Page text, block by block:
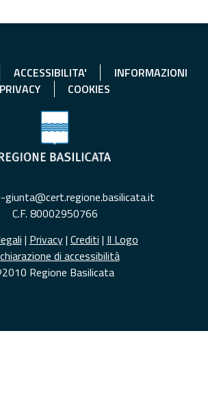
ACCESSIBILITA'
INFORMAZIONI
PRIVACY
COOKIES
giunta@cert.regione.basilicata.it
C.F. 80002950766
| Privacy| Crediti | Il Logo
di accessibilità
Regione Basilicata